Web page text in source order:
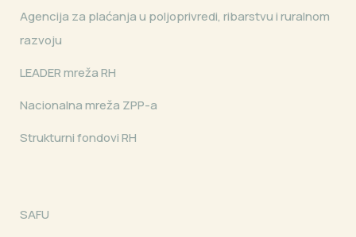
Agencija za plaćanja u poljoprivredi, ribarstvu i ruralnom
razvoju
LEADER mreža RH
Nacionalna mreža ZPP-a
Strukturni fondovi RH
SAFU